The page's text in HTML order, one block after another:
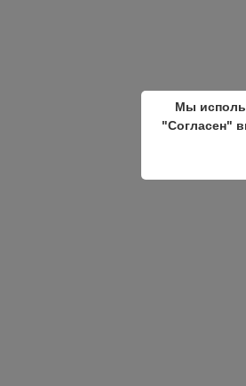
Мы
"Согласен"